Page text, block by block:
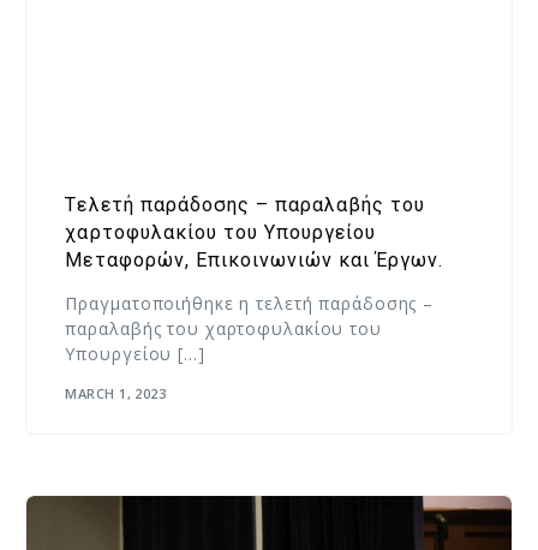
Tελετή παράδοσης – παραλαβής του
χαρτοφυλακίου του Υπουργείου
Μεταφορών, Επικοινωνιών και Έργων.
Πραγματοποιήθηκε η τελετή παράδοσης –
παραλαβής του χαρτοφυλακίου του
Υπουργείου […]
MARCH 1, 2023